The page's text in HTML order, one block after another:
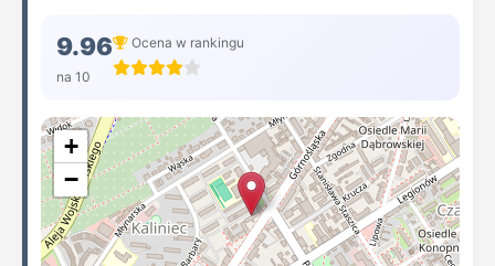
9.96
na 10
Ocena w rankingu
+
−